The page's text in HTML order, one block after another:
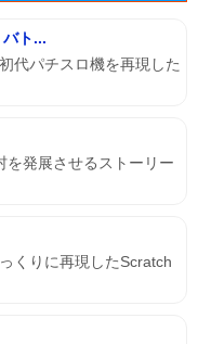
ト...
代パチスロ機を再現した
を発展させるストーリー
くりに再現したScratch